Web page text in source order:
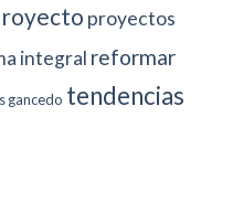
proyectos
integral reformar
gancedo tendencias